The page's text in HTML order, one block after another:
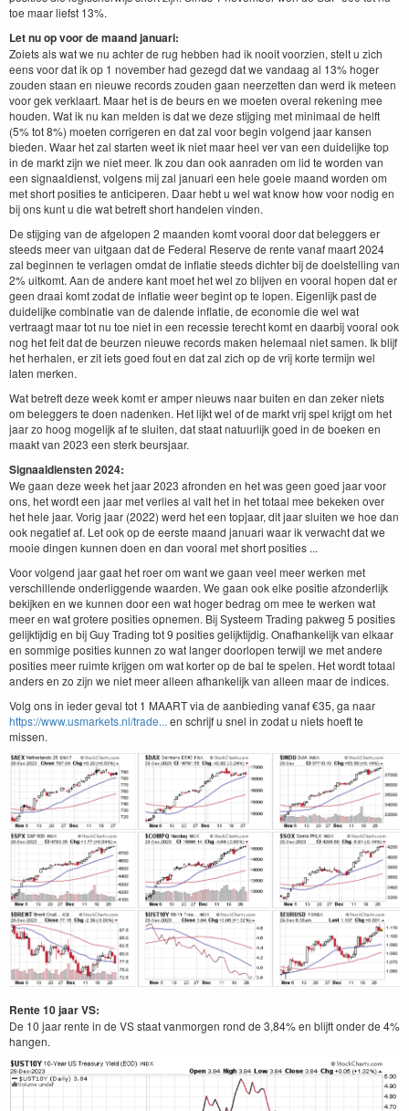
toe maar liefst 13%.
Let nu op voor de maand januari:
Zoiets als wat we nu achter de rug hebben had ik nooit voorzien, stelt u zich
eens voor dat ik op 1 november had gezegd dat we vandaag al 13% hoger
zouden staan en nieuwe records zouden gaan neerzetten dan werd ik meteen
voor gek verklaart. Maar het is de beurs en we moeten overal rekening mee
houden. Wat ik nu kan melden is dat we deze stijging met minimaal de helft
(5% tot 8%) moeten corrigeren en dat zal voor begin volgend jaar kansen
bieden. Waar het zal starten weet ik niet maar heel ver van een duidelijke top
in de markt zijn we niet meer. Ik zou dan ook aanraden om lid te worden van
een signaaldienst, volgens mij zal januari een hele goeie maand worden om
met short posities te anticiperen. Daar hebt u wel wat know how voor nodig en
bij ons kunt u die wat betreft short handelen vinden.
De stijging van de afgelopen 2 maanden komt vooral door dat beleggers er
steeds meer van uitgaan dat de Federal Reserve de rente vanaf maart 2024
zal beginnen te verlagen omdat de inflatie steeds dichter bij de doelstelling van
2% uitkomt. Aan de andere kant moet het wel zo blijven en vooral hopen dat er
geen draai komt zodat de inflatie weer begint op te lopen. Eigenlijk past de
duidelijke combinatie van de dalende inflatie, de economie die wel wat
vertraagt maar tot nu toe niet in een recessie terecht komt en daarbij vooral ook
nog het feit dat de beurzen nieuwe records maken helemaal niet samen. Ik blijf
het herhalen, er zit iets goed fout en dat zal zich op de vrij korte termijn wel
laten merken.
Wat betreft deze week komt er amper nieuws naar buiten en dan zeker niets
om beleggers te doen nadenken. Het lijkt wel of de markt vrij spel krijgt om het
jaar zo hoog mogelijk af te sluiten, dat staat natuurlijk goed in de boeken en
maakt van 2023 een sterk beursjaar.
Signaaldiensten 2024:
We gaan deze week het jaar 2023 afronden en het was geen goed jaar voor
ons, het wordt een jaar met verlies al valt het in het totaal mee bekeken over
het hele jaar. Vorig jaar (2022) werd het een topjaar, dit jaar sluiten we hoe dan
ook negatief af. Let ook op de eerste maand januari waar ik verwacht dat we
mooie dingen kunnen doen en dan vooral met short posities ...
Voor volgend jaar gaat het roer om want we gaan veel meer werken met
verschillende onderliggende waarden. We gaan ook elke positie afzonderlijk
bekijken en we kunnen door een wat hoger bedrag om mee te werken wat
meer en wat grotere posities opnemen. Bij Systeem Trading pakweg 5 posities
gelijktijdig en bij Guy Trading tot 9 posities gelijktijdig. Onafhankelijk van elkaar
en sommige posities kunnen zo wat langer doorlopen terwijl we met andere
posities meer ruimte krijgen om wat korter op de bal te spelen. Het wordt totaal
anders en zo zijn we niet meer alleen afhankelijk van alleen maar de indices.
Volg ons in ieder geval tot 1 MAART via de aanbieding vanaf €35, ga naar
https://www.usmarkets.nl/trade... en schrijf u snel in zodat u niets hoeft te
missen.
Rente 10 jaar VS:
De 10 jaar rente in de VS staat vanmorgen rond de 3,84% en blijft onder de 4%
hangen.